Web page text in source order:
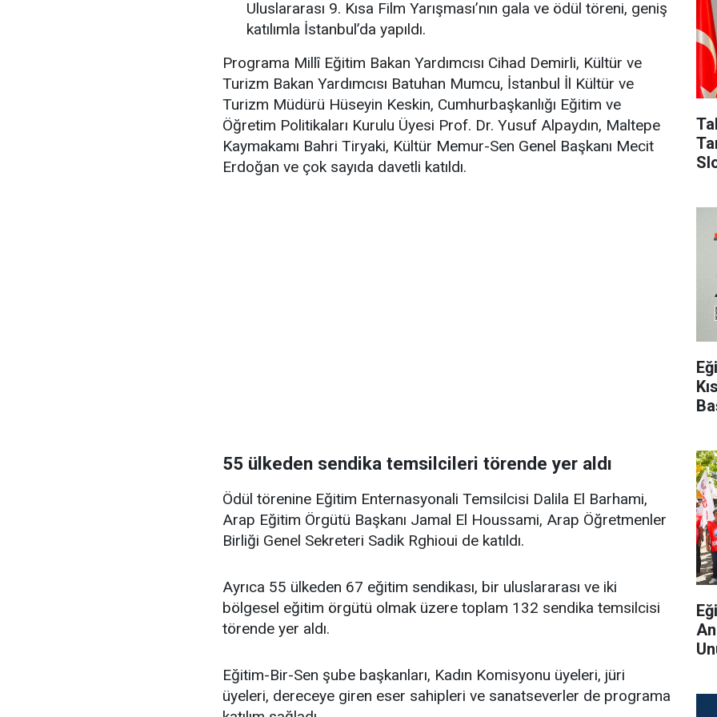
Uluslararası 9. Kısa Film Yarışması’nın gala ve ödül töreni, geniş
katılımla İstanbul’da yapıldı.
Programa Millî Eğitim Bakan Yardımcısı Cihad Demirli, Kültür ve
Turizm Bakan Yardımcısı Batuhan Mumcu, İstanbul İl Kültür ve
Turizm Müdürü Hüseyin Keskin, Cumhurbaşkanlığı Eğitim ve
Öğretim Politikaları Kurulu Üyesi Prof. Dr. Yusuf Alpaydın, Maltepe
Kaymakamı Bahri Tiryaki, Kültür Memur-Sen Genel Başkanı Mecit
Erdoğan ve çok sayıda davetli katıldı.
55 ülkeden sendika temsilcileri törende yer aldı
Ödül törenine Eğitim Enternasyonali Temsilcisi Dalila El Barhami,
Arap Eğitim Örgütü Başkanı Jamal El Houssami, Arap Öğretmenler
Birliği Genel Sekreteri Sadik Rghioui de katıldı.
Ayrıca 55 ülkeden 67 eğitim sendikası, bir uluslararası ve iki
bölgesel eğitim örgütü olmak üzere toplam 132 sendika temsilcisi
törende yer aldı.
Eğitim-Bir-Sen şube başkanları, Kadın Komisyonu üyeleri, jüri
üyeleri, dereceye giren eser sahipleri ve sanatseverler de programa